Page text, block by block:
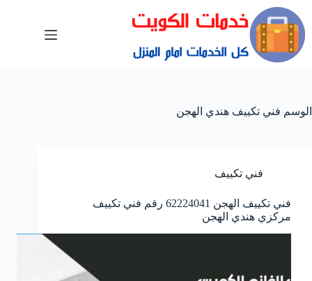
الوسم فني تكييف هندي الهجن
فني تكييف
فني تكييف الهجن 62224041 رقم فني تكييف
مركزي هندي الهجن